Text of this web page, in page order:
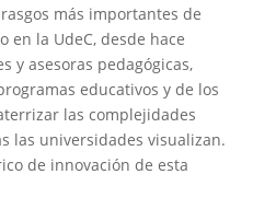
más importantes de
en la UdeC, desde hace
y asesoras pedagógicas,
educativos y de los
las complejidades
las universidades visualizan.
de innovación de esta